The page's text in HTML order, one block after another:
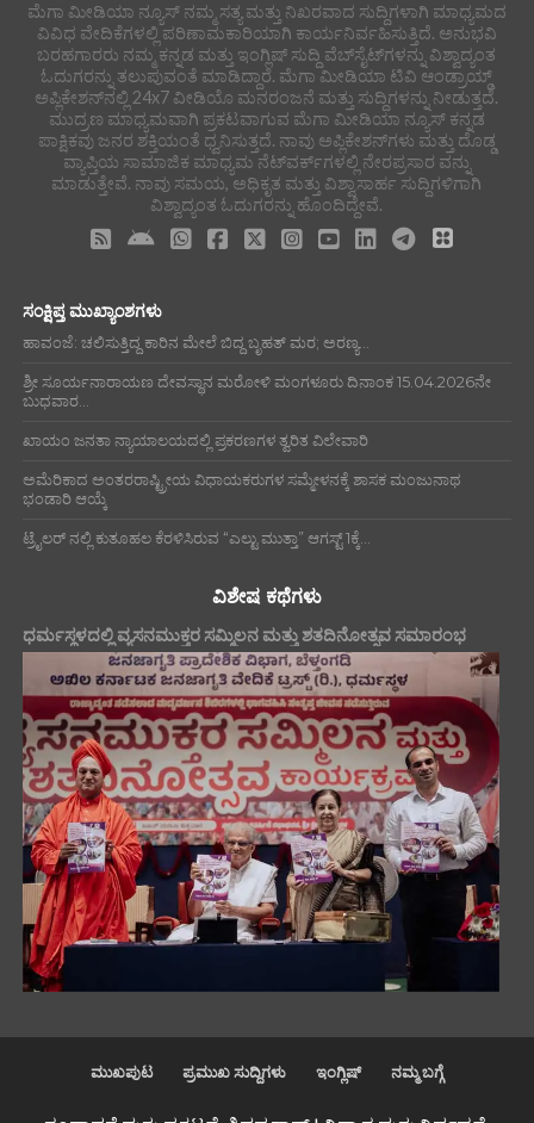
ಮೆಗಾ ಮೀಡಿಯಾ ನ್ಯೂಸ್ ನಮ್ಮ ಸತ್ಯ ಮತ್ತು ನಿಖರವಾದ ಸುದ್ದಿಗಳಾಗಿ ಮಾಧ್ಯಮದ
ವಿವಿಧ ವೇದಿಕೆಗಳಲ್ಲಿ ಪರಿಣಾಮಕಾರಿಯಾಗಿ ಕಾರ್ಯನಿರ್ವಹಿಸುತ್ತಿದೆ. ಅನುಭವಿ
ಬರಹಗಾರರು ನಮ್ಮ ಕನ್ನಡ ಮತ್ತು ಇಂಗ್ಲಿಷ್ ಸುದ್ದಿ ವೆಬ್‌ಸೈಟ್‌ಗಳನ್ನು ವಿಶ್ವಾದ್ಯಂತ
ಓದುಗರನ್ನು ತಲುಪುವಂತೆ ಮಾಡಿದ್ದಾರೆ. ಮೆಗಾ ಮೀಡಿಯಾ ಟಿವಿ ಆಂಡ್ರಾಯ್ಡ್
ಅಪ್ಲಿಕೇಶನ್‌ನಲ್ಲಿ 24x7 ವೀಡಿಯೊ ಮನರಂಜನೆ ಮತ್ತು ಸುದ್ದಿಗಳನ್ನು ನೀಡುತ್ತದೆ.
ಮುದ್ರಣ ಮಾಧ್ಯಮವಾಗಿ ಪ್ರಕಟವಾಗುವ ಮೆಗಾ ಮೀಡಿಯಾ ನ್ಯೂಸ್ ಕನ್ನಡ
ಪಾಕ್ಷಿಕವು ಜನರ ಶಕ್ತಿಯಂತೆ ಧ್ವನಿಸುತ್ತದೆ. ನಾವು ಅಪ್ಲಿಕೇಶನ್‌ಗಳು ಮತ್ತು ದೊಡ್ಡ
ವ್ಯಾಪ್ತಿಯ ಸಾಮಾಜಿಕ ಮಾಧ್ಯಮ ನೆಟ್‌ವರ್ಕ್‌ಗಳಲ್ಲಿ ನೇರಪ್ರಸಾರ ವನ್ನು
ಮಾಡುತ್ತೇವೆ. ನಾವು ಸಮಯ, ಅಧಿಕೃತ ಮತ್ತು ವಿಶ್ವಾಸಾರ್ಹ ಸುದ್ದಿಗಳಿಗಾಗಿ
ವಿಶ್ವಾದ್ಯಂತ ಓದುಗರನ್ನು ಹೊಂದಿದ್ದೇವೆ.
ಸಂಕ್ಷಿಪ್ತ ಮುಖ್ಯಾಂಶಗಳು
ಹಾವಂಜೆ: ಚಲಿಸುತ್ತಿದ್ದ ಕಾರಿನ ಮೇಲೆ ಬಿದ್ದ ಬೃಹತ್ ಮರ; ಅರಣ್ಯ...
ಶ್ರೀ ಸೂರ್ಯನಾರಾಯಣ ದೇವಸ್ಥಾನ ಮರೋಳಿ ಮಂಗಳೂರು ದಿನಾಂಕ 15.04.2026ನೇ
ಬುಧವಾರ...
ಖಾಯಂ ಜನತಾ ನ್ಯಾಯಾಲಯದಲ್ಲಿ ಪ್ರಕರಣಗಳ ತ್ವರಿತ ವಿಲೇವಾರಿ
ಅಮೆರಿಕಾದ ಅಂತರರಾಷ್ಟ್ರೀಯ ವಿಧಾಯಕರುಗಳ ಸಮ್ಮೇಳನಕ್ಕೆ ಶಾಸಕ ಮಂಜುನಾಥ
ಭಂಡಾರಿ ಆಯ್ಕೆ
ಟ್ರೈಲರ್ ನಲ್ಲಿ ಕುತೂಹಲ ಕೆರಳಿಸಿರುವ “ಎಲ್ಟು ಮುತ್ತಾ” ಆಗಸ್ಟ್ 1ಕ್ಕೆ...
ವಿಶೇಷ ಕಥೆಗಳು
ಧರ್ಮಸ್ಥಳದಲ್ಲಿ ವ್ಯಸನಮುಕ್ತರ ಸಮ್ಮಿಲನ ಮತ್ತು ಶತದಿನೋತ್ಸವ ಸಮಾರಂಭ
ಮುಖಪುಟ ಪ್ರಮುಖ ಸುದ್ದಿಗಳು ಇಂಗ್ಲಿಷ್ ನಮ್ಮ ಬಗ್ಗೆ